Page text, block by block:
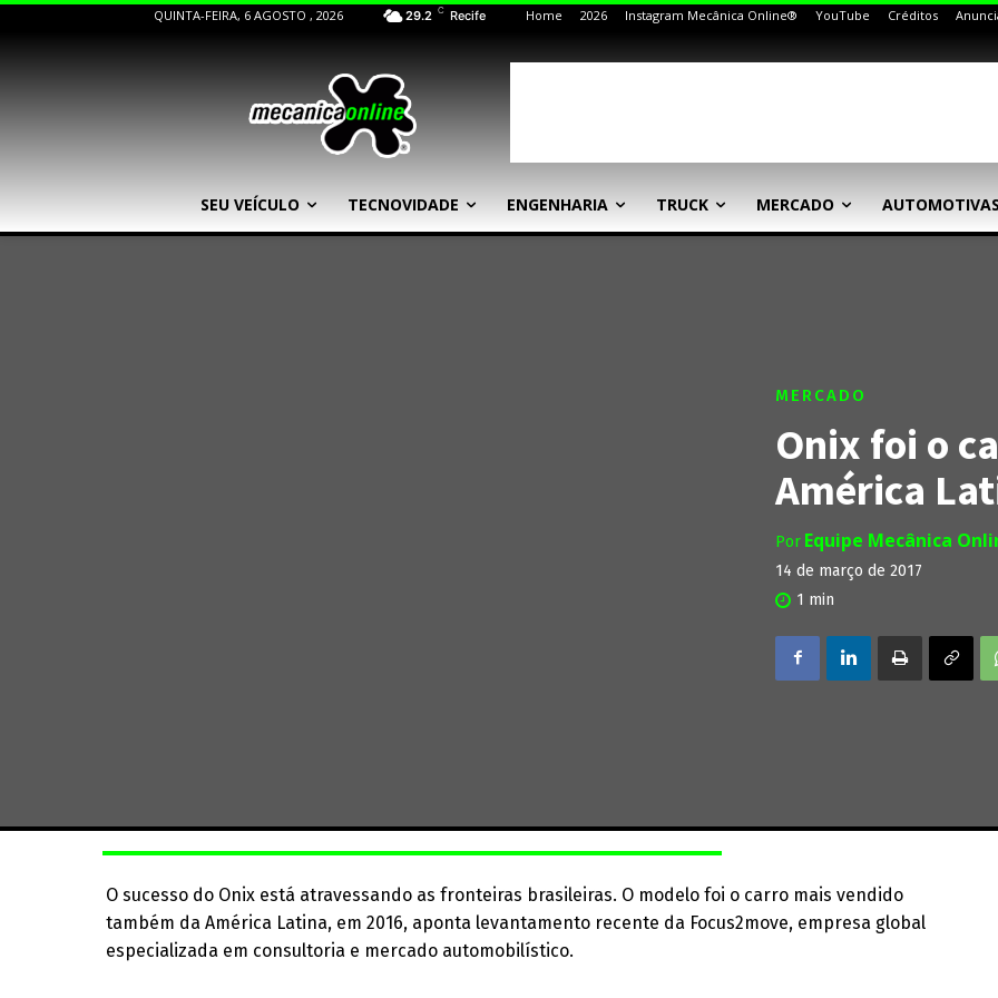
QUINTA-FEIRA, 6 AGOSTO , 2026 29.2 C Recife Home 2026 Instagram Mecânica Online® YouTube Créditos
SEU VEÍCULO TECNOVIDADE ENGENHARIA TRUCK MERCADO
MERCADO
Onix foi o
América
Por Equipe Mecânica
14 de março de 2017
1 min
O sucesso do Onix está atravessando as fronteiras brasileiras. O modelo foi o carro mais vendido
também da América Latina, em 2016, aponta levantamento recente da Focus2move, empresa global
especializada em consultoria e mercado automobilístico.